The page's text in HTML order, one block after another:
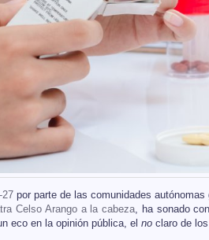
por parte de las comunidades
Celso Arango a la cabeza, ha sonado
eco en la opinión pública, el no claro de